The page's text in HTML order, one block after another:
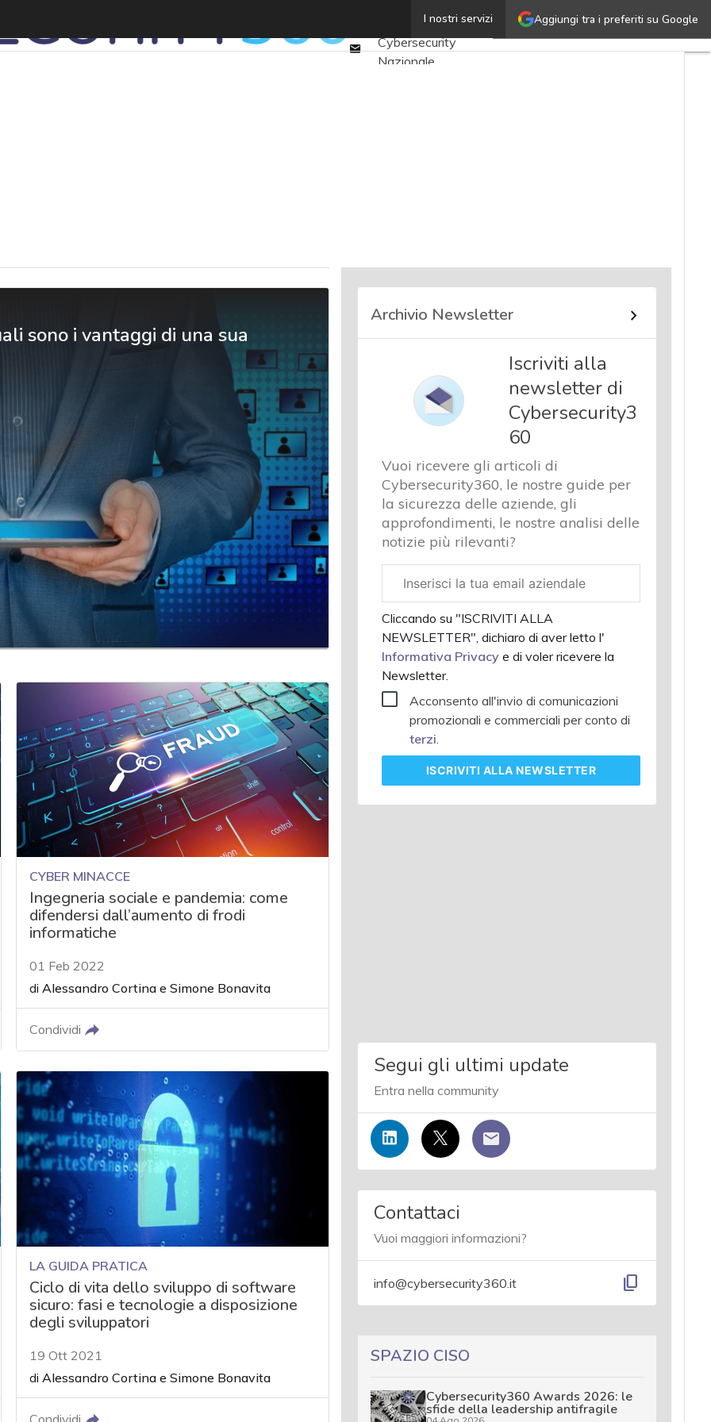
Aggiungi tra i preferiti su Google
I nostri servizi
Email
Ultimi articoli
Cybersecurity
Nazionale
Corsi cybersecurity
Chi siamo
sono i vantaggi di una sua
CYBER MINACCE
Ingegneria sociale e pandemia: come
difendersi dall’aumento di frodi
informatiche
01 Feb 2022
diAlessandro Cortina eSimone Bonavita
Condividi
LA GUIDA PRATICA
Ciclo di vita dello sviluppo di software
sicuro: fasi e tecnologie a disposizione
degli sviluppatori
19 Ott 2021
diAlessandro Cortina eSimone Bonavita
Archivio Newsletter
Iscriviti alla
newsletter di
Cybersecurity3
60
Vuoi ricevere gli articoli di
Cybersecurity360, le nostre guide per
la sicurezza delle aziende, gli
approfondimenti, le nostre analisi delle
notizie più rilevanti?
aziendale
Cliccando su "ISCRIVITI ALLA
NEWSLETTER", dichiaro di aver letto l'
Informativa Privacy e di voler ricevere la
Newsletter.
Acconsento all'invio di comunicazioni
promozionali e commerciali per conto di
terzi.
ISCRIVITI ALLA NEWSLETTER
Segui gli ultimi update
Entra nella community
Contattaci
Vuoi maggiori informazioni?
info@cybersecurity360.it content_copy
SPAZIO CISO
Cybersecurity360 Awards 2026: le
sfide della leadership antifragile